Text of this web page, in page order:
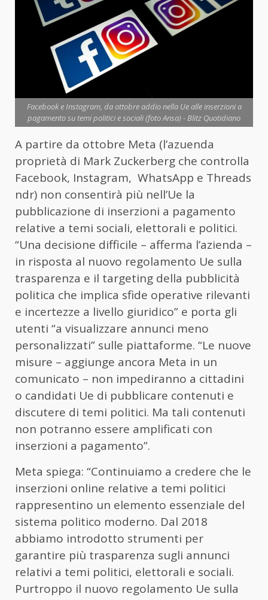
Facebook e Instagram, da ottobre addio nella Ue alle inserzioni a
pagamento su temi politici e sociali (foto Ansa) - Blitz Quotidiano
A partire da ottobre Meta (l’azuenda
proprietà di Mark Zuckerberg che controlla
Facebook, Instagram, WhatsApp e Threads
ndr) non consentirà più nell’Ue la
pubblicazione di inserzioni a pagamento
relative a temi sociali, elettorali e politici.
“Una decisione difficile – afferma l’azienda –
in risposta al nuovo regolamento Ue sulla
trasparenza e il targeting della pubblicità
politica che implica sfide operative rilevanti
e incertezze a livello giuridico” e porta gli
utenti “a visualizzare annunci meno
personalizzati” sulle piattaforme. “Le nuove
misure – aggiunge ancora Meta in un
comunicato – non impediranno a cittadini
o candidati Ue di pubblicare contenuti e
discutere di temi politici. Ma tali contenuti
non potranno essere amplificati con
inserzioni a pagamento”.
Meta spiega: “Continuiamo a credere che le
inserzioni online relative a temi politici
rappresentino un elemento essenziale del
sistema politico moderno. Dal 2018
abbiamo introdotto strumenti per
garantire più trasparenza sugli annunci
relativi a temi politici, elettorali e sociali.
Purtroppo il nuovo regolamento Ue sulla